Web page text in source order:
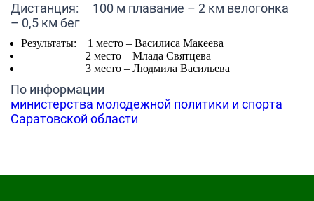
Дистанция: 100 м плавание – 2 км велогонка
– 0,5 км бег
Результаты: 1 место – Василиса Макеева
2 место – Млада Святцева
3 место – Людмила Васильева
По информации
министерства молодежной политики и спорта
Саратовской области